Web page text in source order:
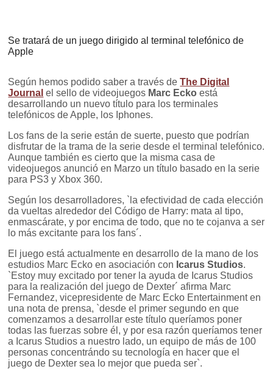
Se tratará de un juego dirigido al terminal telefónico de
Apple
Según hemos podido saber a través deThe Digital
Journal el sello de videojuegos Marc Ecko está
desarrollando un nuevo título para los terminales
telefónicos de Apple, los Iphones.
Los fans de la serie están de suerte, puesto que podrían
disfrutar de la trama de la serie desde el terminal telefónico.
Aunque también es cierto que la misma casa de
videojuegos anunció en Marzo un título basado en la serie
para PS3 y Xbox 360.
Según los desarrolladores, `la efectividad de cada elección
da vueltas alrededor del Código de Harry: mata al tipo,
enmascárate, y por encima de todo, que no te cojanva a ser
lo más excitante para los fans´.
El juego está actualmente en desarrollo de la mano de los
estudios Marc Ecko en asociación con Icarus Studios.
`Estoy muy excitado por tener la ayuda de Icarus Studios
para la realización del juego de Dexter´ afirma Marc
Fernandez, vicepresidente de Marc Ecko Entertainment en
una nota de prensa, `desde el primer segundo en que
comenzamos a desarrollar este título queríamos poner
todas las fuerzas sobre él, y por esa razón queríamos tener
a Icarus Studios a nuestro lado, un equipo de más de 100
personas concentrándo su tecnología en hacer que el
juego de Dexter sea lo mejor que pueda ser`.